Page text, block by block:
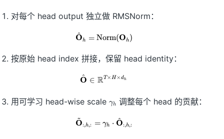
对每个 head output 独立做 RMSNorm：
O
^ h = Norm(Oh )
按原始 head index 拼接，保留 head identity：
\hat{\mathbf{O}}\in
O
^ ∈ RT ×H ×dh
用可学习 head-wise scale\
g
m
γh 调整每个 head 的贡献：
O
~
:,h,: = γh ⋅ O
^ :,h,: